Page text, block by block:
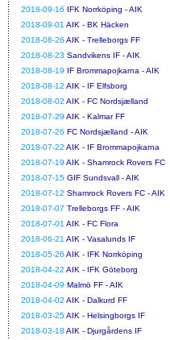
2018-09-16 IFK Norrköping - AIK
2018-09-01 AIK - BK Häcken
2018-08-26 AIK - Trelleborgs FF
2018-08-23 Sandvikens IF - AIK
2018-08-19 IF Brommapojkarna - AIK
2018-08-12 AIK - IF Elfsborg
2018-08-02 AIK - FC Nordsjælland
2018-07-29 AIK - Kalmar FF
2018-07-26 FC Nordsjælland - AIK
2018-07-22 AIK - IF Brommapojkarna
2018-07-19 AIK - Shamrock Rovers FC
2018-07-15 GIF Sundsvall - AIK
2018-07-12 Shamrock Rovers FC - AIK
2018-07-07 Trelleborgs FF - AIK
2018-07-01 AIK - FC Flora
2018-06-21 AIK - Vasalunds IF
2018-05-26 AIK - IFK Norrköping
2018-04-22 AIK - IFK Göteborg
2018-04-09 Malmö FF - AIK
2018-04-02 AIK - Dalkurd FF
2018-03-25AIK - Helsingborgs IF
2018-03-18 AIK - Djurgårdens IF